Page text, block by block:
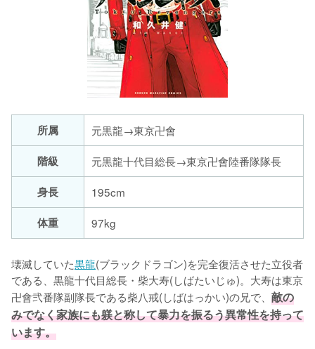
所属
階級
元黒龍十代目総長→東京卍會陸番隊隊長
身長
195cm
体重
97kg
壊滅していた黒龍(ブラックドラゴン)を完全復活させた立役者
である、黒龍十代目総長・柴大寿(しばたいじゅ)。大寿は東京
卍會弐番隊副隊長である柴八戒(しばはっかい)の兄で、 敵の
みでなく家族にも躾と称して暴力を振るう異常性を持って
います。